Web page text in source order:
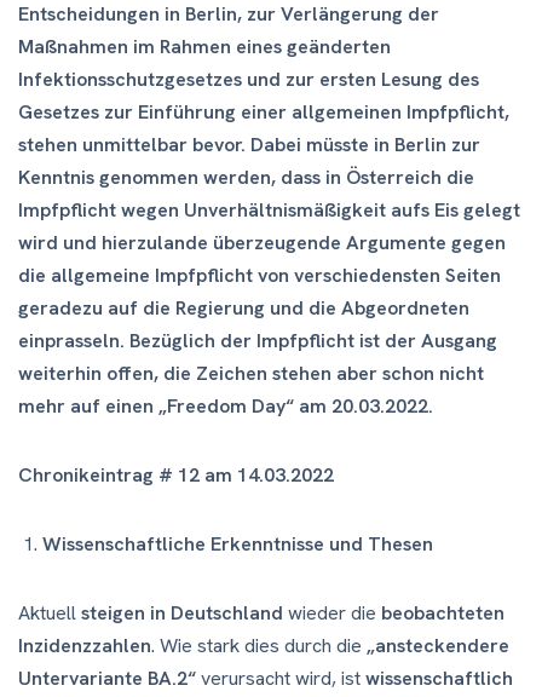
Entscheidungen in Berlin, zur Verlängerung der
Maßnahmen im Rahmen eines geänderten
Infektionsschutzgesetzes und zur ersten Lesung des
Gesetzes zur Einführung einer allgemeinen Impfpflicht,
stehen unmittelbar bevor. Dabei müsste in Berlin zur
Kenntnis genommen werden, dass in Österreich die
Impfpflicht wegen Unverhältnismäßigkeit aufs Eis gelegt
wird und hierzulande überzeugende Argumente gegen
die allgemeine Impfpflicht von verschiedensten Seiten
geradezu auf die Regierung und die Abgeordneten
einprasseln. Bezüglich der Impfpflicht ist der Ausgang
weiterhin offen, die Zeichen stehen aber schon nicht
mehr auf einen „Freedom Day“ am 20.03.2022.
Chronikeintrag # 12 am 14.03.2022
Wissenschaftliche Erkenntnisse und Thesen
Aktuellsteigen in Deutschland wieder die beobachteten
Inzidenzzahlen. Wie stark dies durch die „ansteckendere
Untervariante BA.2“verursacht wird, istwissenschaftlich